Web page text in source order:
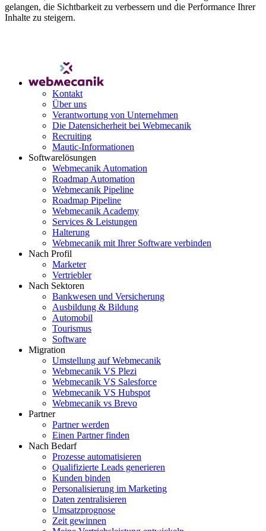
gelangen, die Sichtbarkeit zu verbessern und die Performance Ihrer
Inhalte zu steigern.
Kontakt
Über uns
Verantwortung von Unternehmen
Die Datensicherheit bei Webmecanik
Recruiting
Mautic-Informationen
Softwarelösungen
Webmecanik Automation
Roadmap Automation
Webmecanik Pipeline
Roadmap Pipeline
Webmecanik Academy
Services & Leistungen
Halterung
Webmecanik mit Ihrer Software verbinden
Nach Profil
Marketer
Vertriebler
Nach Sektoren
Bankwesen und Versicherung
Ausbildung & Bildung
Automobil
Tourismus
Software
Migration
Umstellung auf Webmecanik
Webmecanik VS Plezi
Webmecanik VS Salesforce
Webmecanik VS Hubspot
Webmecanik vs Brevo
Partner
Partner werden
Einen Partner finden
Nach Bedarf
Prozesse automatisieren
Qualifizierte Leads generieren
Kunden binden
Personalisierung im Marketing
Daten zentralisieren
Umsatzprognose
Zeit gewinnen